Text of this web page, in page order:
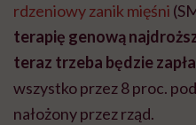
rdzeniowy zanik mięśni
terapię genową
teraz trzeba będzie
wszystko przez 8 proc.
nałożony przez rząd.